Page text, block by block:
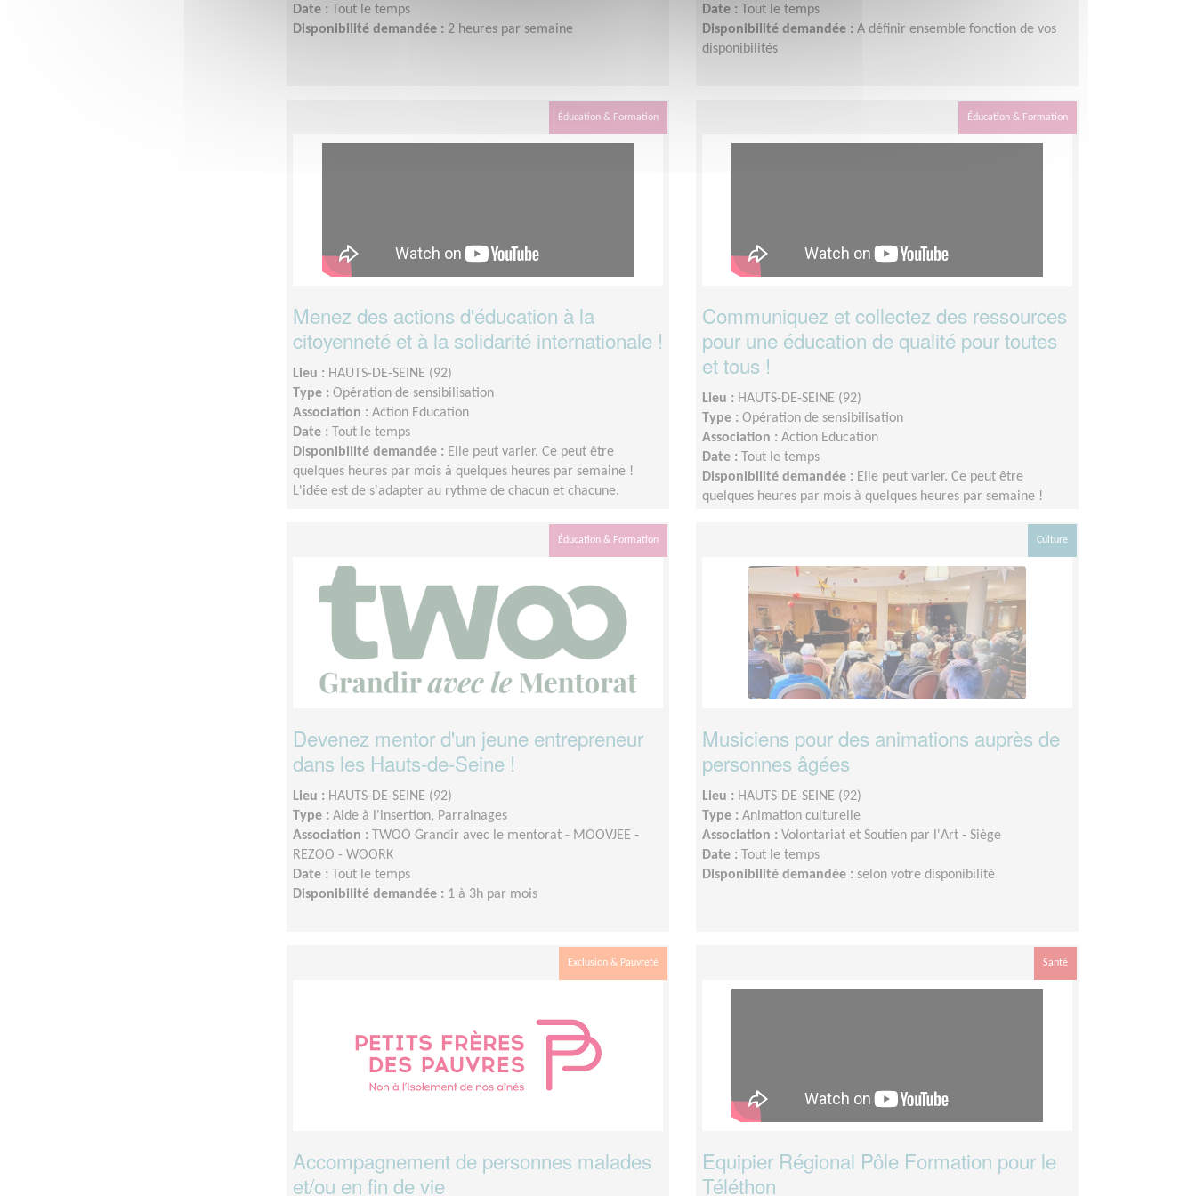
Date : Tout le temps
Disponibilité demandée : 2 heures par semaine
Date : Tout le temps
Disponibilité demandée : A définir ensemble fonction de vos
disponibilités
Éducation & Formation
Menez des actions d'éducation à la
citoyenneté et à la solidarité internationale !
Lieu : HAUTS-DE-SEINE (92)
Type : Opération de sensibilisation
Association : Action Education
Date : Tout le temps
Disponibilité demandée : Elle peut varier. Ce peut être
quelques heures par mois à quelques heures par semaine !
L'idée est de s'adapter au rythme de chacun et chacune.
Éducation & Formation
Communiquez et collectez des ressources
pour une éducation de qualité pour toutes
et tous !
Lieu : HAUTS-DE-SEINE (92)
Type : Opération de sensibilisation
Association : Action Education
Date : Tout le temps
Disponibilité demandée : Elle peut varier. Ce peut être
quelques heures par mois à quelques heures par semaine !
Éducation & Formation
Devenez mentor d'un jeune entrepreneur
dans les Hauts-de-Seine !
Lieu : HAUTS-DE-SEINE (92)
Type : Aide à l'insertion, Parrainages
Association : TWOO Grandir avec le mentorat - MOOVJEE -
REZOO - WOORK
Date : Tout le temps
Disponibilité demandée : 1 à 3h par mois
Culture
Musiciens pour des animations auprès de
personnes âgées
Lieu : HAUTS-DE-SEINE (92)
Type : Animation culturelle
Association : Volontariat et Soutien par l'Art - Siège
Date : Tout le temps
Disponibilité demandée : selon votre disponibilité
Exclusion & Pauvreté
Accompagnement de personnes malades
et/ou en fin de vie
Santé
Equipier Régional Pôle Formation pour le
Téléthon